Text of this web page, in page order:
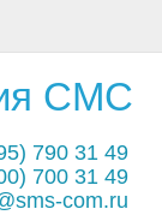
СМС
790 31 49
700 31 49
com.ru